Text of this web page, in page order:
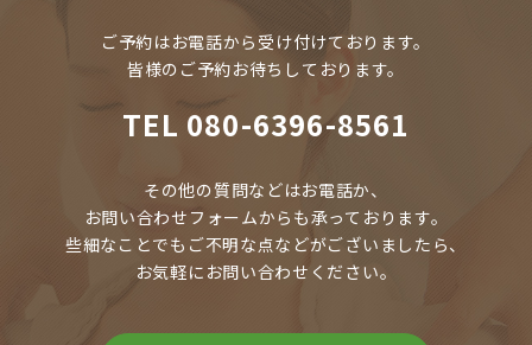
ご予約はお電話から受け付けております。
皆様のご予約お待ちしております。
TEL 080-6396-8561
その他の質問などはお電話か、
お問い合わせフォームからも承っております。
些細なことでもご不明な点などがございましたら、
お気軽にお問い合わせください。